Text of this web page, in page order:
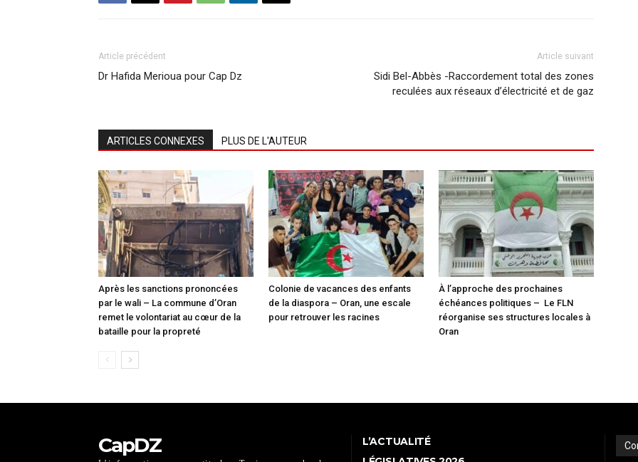
Article précédent
Dr Hafida Merioua pour Cap Dz
Article suivant
Sidi Bel-Abbès -Raccordement total des zones
reculées aux réseaux d’électricité et de gaz
ARTICLES CONNEXES PLUS DE L'AUTEUR
Après les sanctions prononcées
par le wali – La commune d’Oran
remet le volontariat au cœur de la
bataille pour la propreté
Colonie de vacances des enfants
de la diaspora – Oran, une escale
pour retrouver les racines
À l’approche des prochaines
échéances politiques – Le FLN
réorganise ses structures locales à
Oran
CapDZ
L’ACTUALITÉ